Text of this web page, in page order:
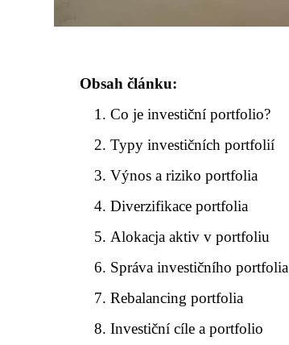
Obsah článku:
Co je investiční portfolio?
Typy investičních portfolií
Výnos a riziko portfolia
Diverzifikace portfolia
Alokacja aktiv v portfoliu
Správa investičního portfolia
Rebalancing portfolia
Investiční cíle a portfolio